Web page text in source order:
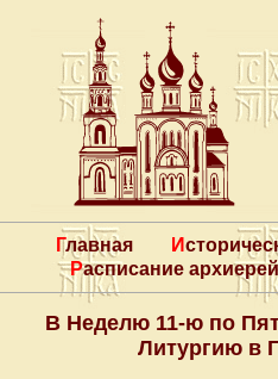
Главная
Расписание
В Неделю 11-ю по
Литургию в